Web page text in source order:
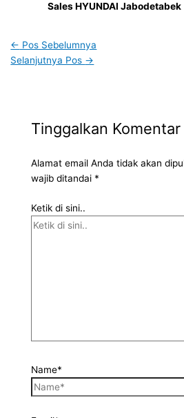
Sales HYUNDAI Jabodetabek
← Pos Sebelumnya
Selanjutnya Pos →
Tinggalkan Komentar
Alamat email Anda tidak akan
wajib ditandai *
Ketik di sini..
Name*